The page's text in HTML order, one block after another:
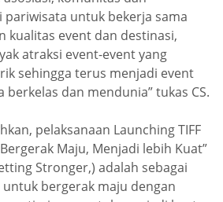
untuk bekerja sama
kualitas event dan destinasi,
atraksi event-event yang
sehingga terus menjadi event
dan mendunia” tukas CS.
pelaksanaan Launching TIFF
Maju, Menjadi lebih Kuat”
Stronger,) adalah sebagai
bergerak maju dengan